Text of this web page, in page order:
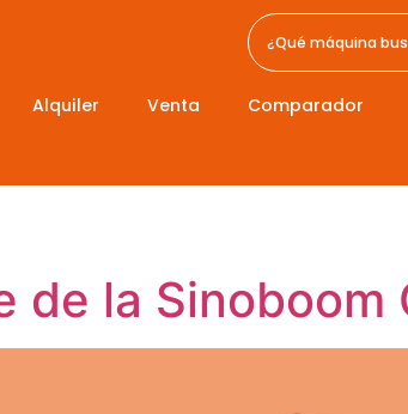
Alquiler Venta Comparador
la Sinoboom